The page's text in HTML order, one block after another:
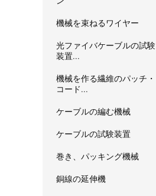
機械を束ねるワイヤー
光ファイバケーブルの試験
装置...
機械を作る繊維のパッチ・
コード...
ケーブルの編む機械
ケーブルの試験装置
巻き、パッキング機械
銅線の延伸機